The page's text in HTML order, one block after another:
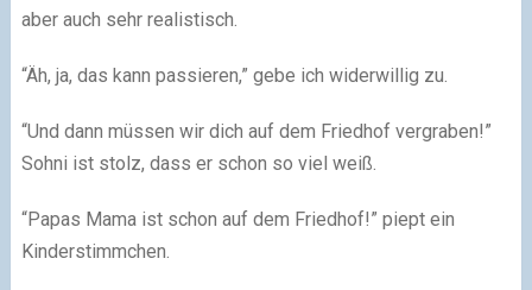
aber auch sehr realistisch.
“Äh, ja, das kann passieren,” gebe ich widerwillig zu.
“Und dann müssen wir dich auf dem Friedhof vergraben!”
Sohni ist stolz, dass er schon so viel weiß.
“Papas Mama ist schon auf dem Friedhof!” piept ein
Kinderstimmchen.